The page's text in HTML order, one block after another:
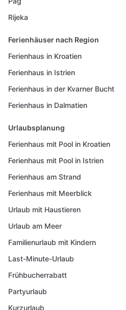
Rijeka
Ferienhäuser nach Region
Ferienhaus in Kroatien
Ferienhaus in Istrien
Ferienhaus in der Kvarner Bucht
Ferienhaus in Dalmatien
Urlaubsplanung
Ferienhaus mit Pool in Kroatien
Ferienhaus mit Pool in Istrien
Ferienhaus am Strand
Ferienhaus mit Meerblick
Urlaub mit Haustieren
Urlaub am Meer
Familienurlaub mit Kindern
Last-Minute-Urlaub
Frühbucherrabatt
Partyurlaub
Kurzurlaub